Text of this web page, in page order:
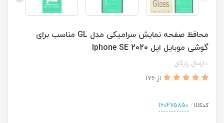
محافظ صفحه نمایش سرامیکی مدل GL مناسب برای
گوشی موبایل اپل Iphone SE 2020
⭐ارسال رایگان
از 176
کدکالا : 160475850